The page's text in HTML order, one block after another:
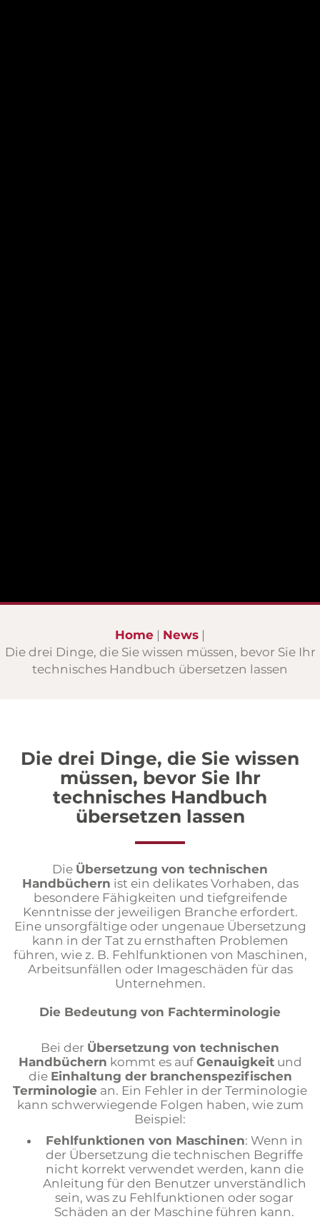
Home
News
Die drei Dinge, die Sie wissen müssen, bevor Sie Ihr
technisches Handbuch übersetzen lassen
Die drei Dinge, die Sie wissen
müssen, bevor Sie Ihr
technisches Handbuch
übersetzen lassen
Die Übersetzung von technischen
Handbüchern ist ein delikates Vorhaben, das
besondere Fähigkeiten und tiefgreifende
Kenntnisse der jeweiligen Branche erfordert.
Eine unsorgfältige oder ungenaue Übersetzung
kann in der Tat zu ernsthaften Problemen
führen, wie z. B. Fehlfunktionen von Maschinen,
Arbeitsunfällen oder Imageschäden für das
Unternehmen.
Die Bedeutung von Fachterminologie
Bei der Übersetzung von technischen
Handbüchern kommt es auf Genauigkeitund
die Einhaltung der branchenspezifischen
Terminologie an. Ein Fehler in der Terminologie
kann schwerwiegende Folgen haben, wie zum
Beispiel:
Fehlfunktionen von Maschinen: Wenn in
der Übersetzung die technischen Begriffe
nicht korrekt verwendet werden, kann die
Anleitung für den Benutzer unverständlich
sein, was zu Fehlfunktionen oder sogar
Schäden an der Maschine führen kann.